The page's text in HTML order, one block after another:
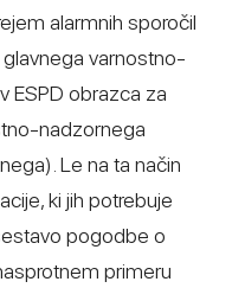
alarmnih sporočil
varnostno-
ESPD obrazca za
nadzornega
Le na ta način
ki jih potrebuje
pogodbe o
primeru